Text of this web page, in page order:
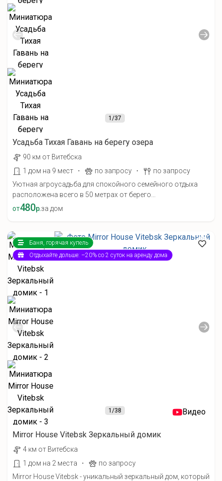
1/37
Усадьба Тихая Гавань на берегу озера
90 км от Витебска
1 дом на 9 мест
· по запросу ·
по запросу
Уютная агроусадьба для спокойного семейного отдыха
расположена всего в 50 метрах от берего...
от480р.за дом
1/38
Баня, горячая купель
Отдыхайте дольше: –20% со 2 суток на аренду дома
Видео
Mirror House Vitebsk Зеркальный домик
4 км от Витебска
1 дом на 2 места
·
по запросу
Mirror House Vitebsk - уникальный зеркальный дом, который